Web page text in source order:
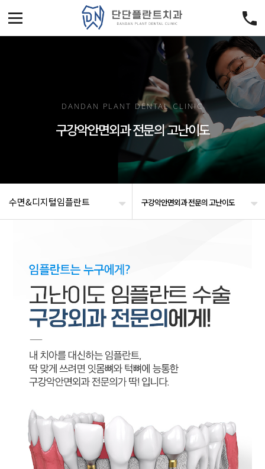
구강악안면외과 전문의 고난이도
DANDAN PLANT DENTAL CLINIC
수면&디지털임플란트 구강악안면외과 전문의 고난이도